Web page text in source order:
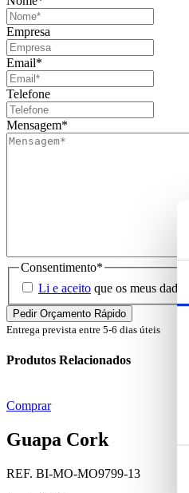
Empresa
Email*
Telefone
Mensagem*
Consentimento*
Li e aceito que os meus
Entrega prevista entre 5-6 dias úteis
Produtos Relacionados
Comprar
Guapa Cork
REF. BI-MO-MO9799-13